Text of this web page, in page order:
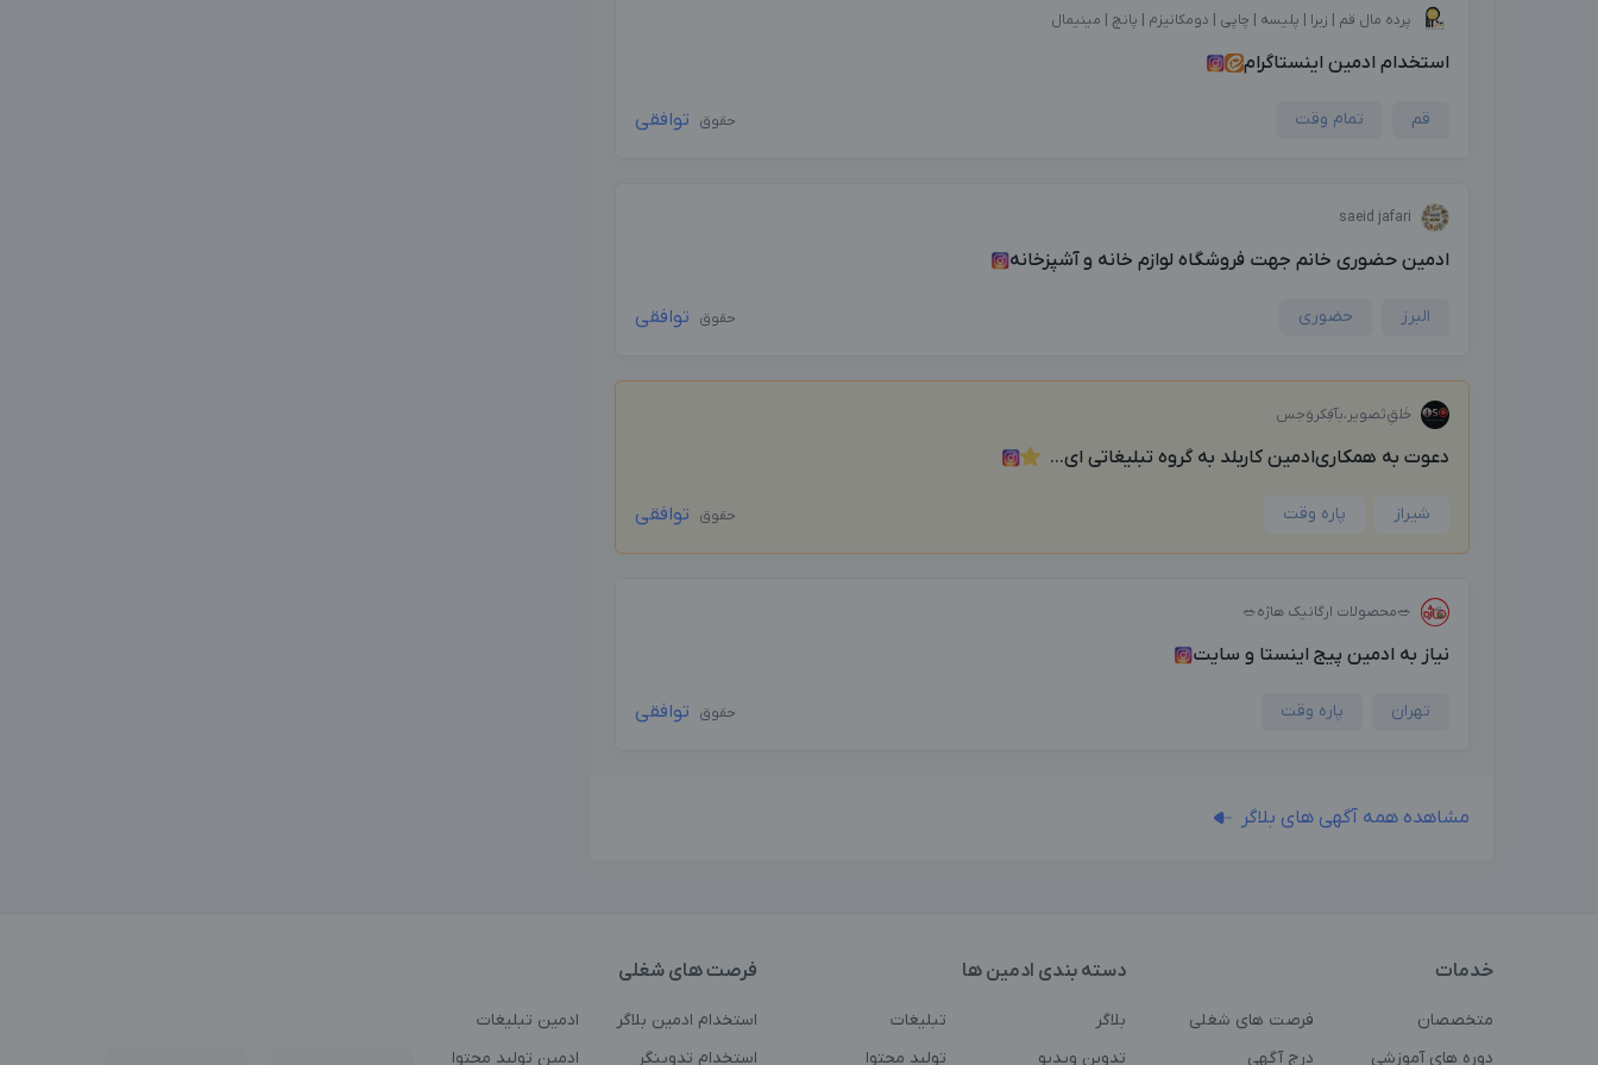
پرده مال قم | زبرا | پلیسه | چاپی | دومکانیزم | پانچ | مینیمال
استخدام ادمین اینستاگرام
قم تمام وقت حقوق توافقی
saeid jafari
ادمین حضوری خانم جهت فروشگاه لوازم خانه و آشپزخانه
البرز حضوری حقوق توافقی
خَلق‌ِتَصویر،بآفِکروَحِس
دعوت به همکاری‌ادمین کاربلد به گروه تبلیغاتی ای...
شیراز پاره وقت حقوق توافقی
🥗محصولات ارگانیک هاژه🥗
نیاز به ادمین پیج اینستا و سایت
تهران پاره وقت حقوق توافقی
مشاهده همه آگهی های بلاگر
خدمات
متخصصان
فرصت های شغلی
دوره های آموزشی
درج آگهی
دسته بندی ادمین ها
بلاگر
تبلیغات
تدوین ویدیو
تولید محتوا
فرصت های شغلی
استخدام ادمین بلاگر
ادمین تبلیغات
استخدام تدوینگر
ادمین تولید محتوا